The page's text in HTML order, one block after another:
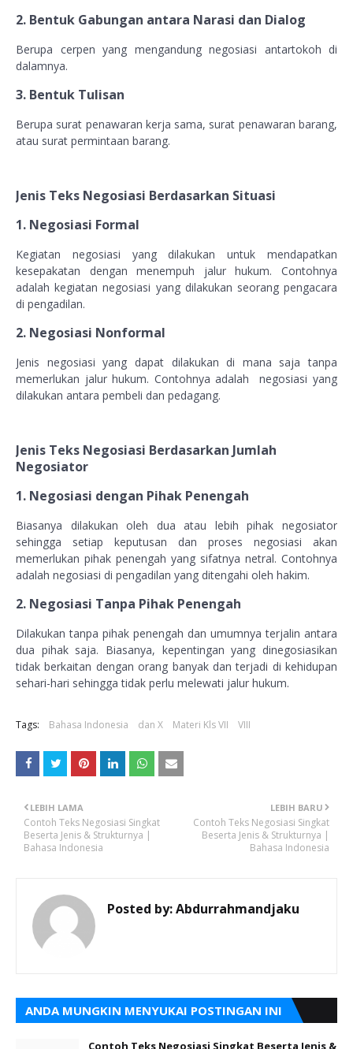
2. Bentuk Gabungan antara Narasi dan Dialog
Berupa cerpen yang mengandung negosiasi antartokoh di
dalamnya.
3. Bentuk Tulisan
Berupa surat penawaran kerja sama, surat penawaran barang,
atau surat permintaan barang.
Jenis Teks Negosiasi Berdasarkan Situasi
1. Negosiasi Formal
Kegiatan negosiasi yang dilakukan untuk mendapatkan
kesepakatan dengan menempuh jalur hukum. Contohnya
adalah kegiatan negosiasi yang dilakukan seorang pengacara
di pengadilan.
2. Negosiasi Nonformal
Jenis negosiasi yang dapat dilakukan di mana saja tanpa
memerlukan jalur hukum. Contohnya adalah negosiasi yang
dilakukan antara pembeli dan pedagang.
Jenis Teks Negosiasi Berdasarkan Jumlah
Negosiator
1. Negosiasi dengan Pihak Penengah
Biasanya dilakukan oleh dua atau lebih pihak negosiator
sehingga setiap keputusan dan proses negosiasi akan
memerlukan pihak penengah yang sifatnya netral. Contohnya
adalah negosiasi di pengadilan yang ditengahi oleh hakim.
2. Negosiasi Tanpa Pihak Penengah
Dilakukan tanpa pihak penengah dan umumnya terjalin antara
dua pihak saja. Biasanya, kepentingan yang dinegosiasikan
tidak berkaitan dengan orang banyak dan terjadi di kehidupan
sehari-hari sehingga tidak perlu melewati jalur hukum.
Tags: Bahasa Indonesia dan X Materi Kls VII VIII
LEBIH BARU
Contoh Teks Negosiasi Singkat
Beserta Jenis & Strukturnya |
Bahasa Indonesia
LEBIH LAMA
Contoh Teks Negosiasi Singkat
Beserta Jenis & Strukturnya |
Bahasa Indonesia
Posted by:Abdurrahmandjaku
ANDA MUNGKIN MENYUKAI POSTINGAN INI
Contoh Teks Negosiasi Singkat Beserta Jenis &